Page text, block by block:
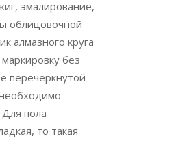
эмалирование,
облицовочной
алмазного круга
без
перечеркнутой
пола
то такая